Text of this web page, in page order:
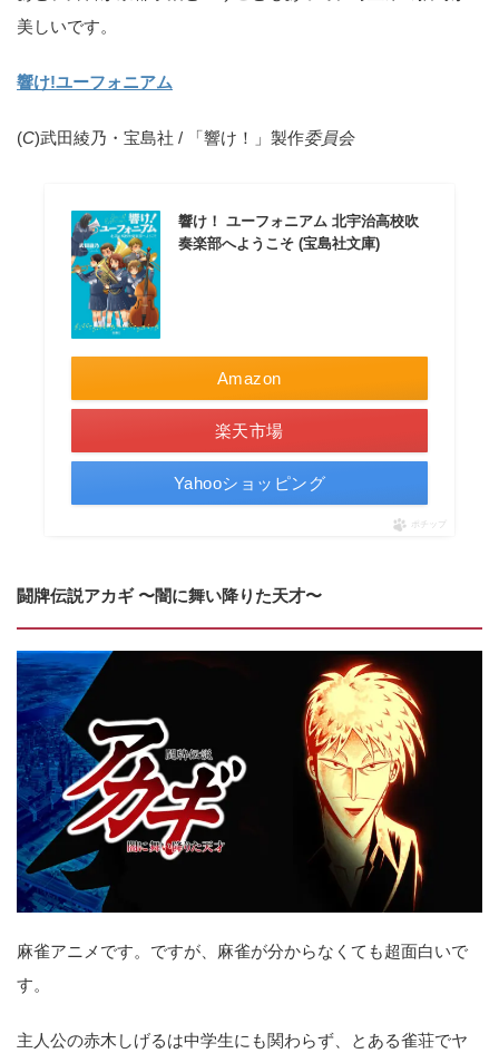
美しいです。
響け!ユーフォニアム
(C)武田綾乃・宝島社 / 「響け！」製作委員会
響け！ ユーフォニアム 北宇治高校吹
奏楽部へようこそ (宝島社文庫)
Amazon
楽天市場
Yahooショッピング
ポチップ
闘牌伝説アカギ 〜闇に舞い降りた天才〜
麻雀アニメです。ですが、麻雀が分からなくても超面白いで
す。
主人公の赤木しげるは中学生にも関わらず、とある雀荘でヤ